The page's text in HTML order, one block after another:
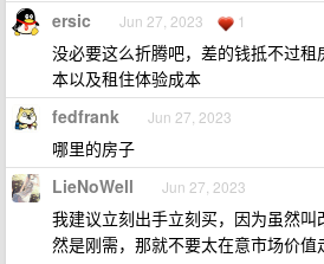
ersic Jun 27, 2023 1
没必要这么折腾吧，差的钱抵不过
本以及租住体验成本
fedfrank Jun 27, 2023
哪里的房子
LieNoWell Jun 27, 2023
我建议立刻出手立刻买，因为虽然
然是刚需，那就不要太在意市场价值